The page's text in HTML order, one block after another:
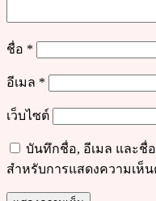
ชื่อ *
อีเมล *
เว็บไซต์
บันทึกชื่อ, อีเมล และชื่
สำหรับการแสดงความเห็น